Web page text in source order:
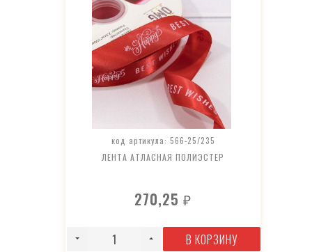
код артикула: 566-25/235
ЛЕНТА АТЛАСНАЯ ПОЛИЭСТЕР
270,25₽
В КОРЗИНУ